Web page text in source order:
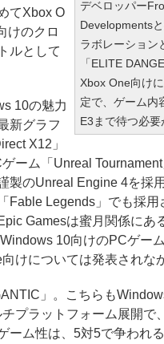
デベロッパー
Developments
ラボレーション
「ELITE
Xbox One向け
定で、ゲーム内
E3まで待つ必
てXbox O
けのクロ
ルとして
10の魅力
新グラフ
X12」
ーム「Unreal
製のUnreal Engine 4を採
Fable Legends」でも採用
Gamesは蜜月関係にあ
10向けのPCゲー
けについては発表されな
」。こちらも
プラットフォーム展開で
ーム性は、5対5で争われ